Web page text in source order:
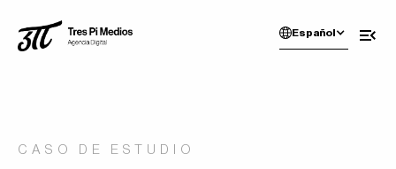
Español
CASO DE ESTUDIO